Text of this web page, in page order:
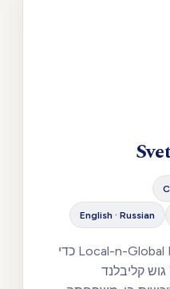
English · Russian
סבטלנה ייסדה את Local-n-Global Realty כדי
קליבלנד